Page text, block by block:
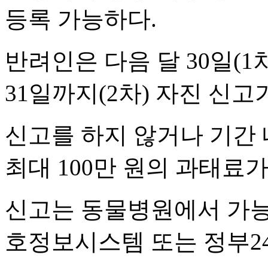
등록 가능하다.
반려인은 다음 달 30일(1
31일까지(2차) 자진 신고
신고를 하지 않거나 기간
최대 100만 원의 과태료
신고는 동물병원에서 가
호정보시스템 또는 정부